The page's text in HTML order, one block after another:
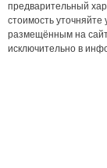
предварительный
стоимость
размещённым на
исключительно в